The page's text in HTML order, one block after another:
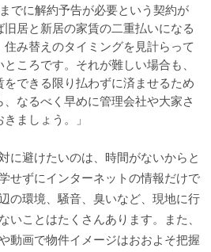
でに解約予告が必要という契約が
居と新居の家賃の二重払いになる
み替えのタイミングを見計らって
ころです。それが難しい場合も、
できる限り払わずに済ませるため
なるべく早めに管理会社や大家さ
ましょう。」
に避けたいのは、時間がないからと
せずにインターネットの情報だけで
の環境、騒音、臭いなど、現地に行
いことはたくさんあります。また、
動画で物件イメージはおおよそ把握